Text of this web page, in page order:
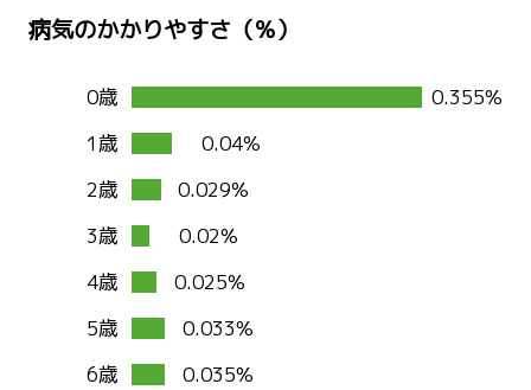
病気のかかりやすさ（％）
0歳
0.355%
1歳
0.04%
2歳
0.029%
3歳
0.02%
4歳
0.025%
5歳
0.033%
6歳
0.035%